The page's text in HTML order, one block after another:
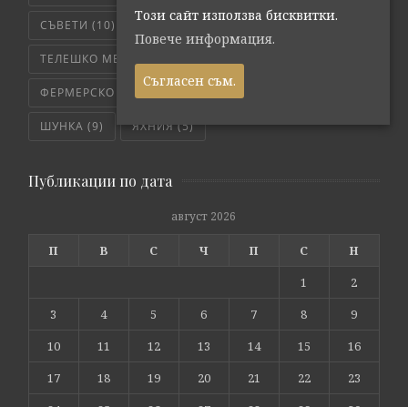
СЪВЕТИ (10) ТЕЛЕШКО (7)
ТЕЛЕШКО МЕСО
ФЕРМЕРСКО СВЕЖО
ШУНКА (9) ЯХНИЯ(5)
Публикации по дата
август 2026
П В С Ч П С
Н
1
2
3
4 5 6 7 8
9
10
11 12 13 14 15
16
17
18 19 20 21 22
23
Този сайт използва бисквитки.
Повече информация.
Съгласен съм.